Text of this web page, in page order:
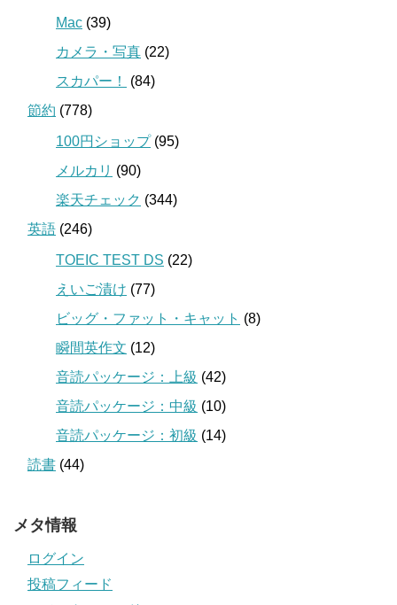
Mac (39)
カメラ・写真 (22)
スカパー！
(84)
節約 (778)
100円ショップ(95)
メルカリ (90)
楽天チェック (344)
英語 (246)
TOEIC TEST DS (22)
えいご漬け (77)
ビッグ・ファット・キャット (8)
瞬間英作文 (12)
音読パッケージ：上級 (42)
音読パッケージ：中級 (10)
音読パッケージ：初級 (14)
読書 (44)
メタ情報
ログイン
投稿フィード